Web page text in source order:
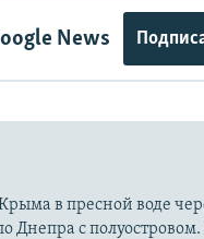
News
в пресной воде
с